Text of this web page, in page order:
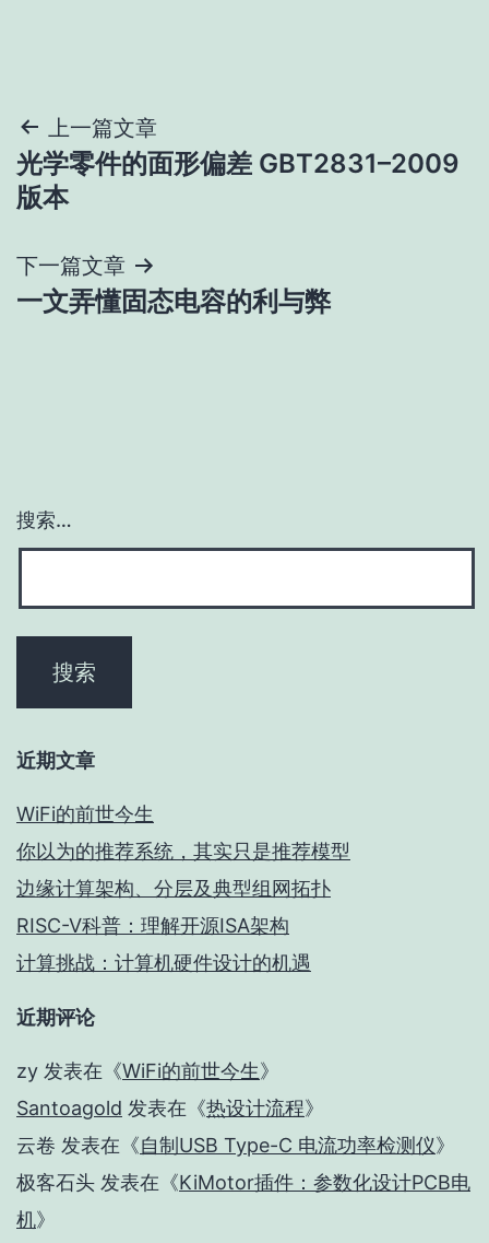
文
章
航
上一篇文章
光学零件的面形偏差 GBT2831–2009
版本
下一篇文章
一文弄懂固态电容的利与弊
搜索…
近期文章
WiFi的前世今生
你以为的推荐系统，其实只是推荐模型
边缘计算架构、分层及典型组网拓扑
RISC-V科普：理解开源ISA架构
计算挑战：计算机硬件设计的机遇
近期评论
zy 发表在《WiFi的前世今生》
Santoagold 发表在《热设计流程》
云卷 发表在《自制USB Type-C 电流功率检测仪》
极客石头 发表在《KiMotor插件：参数化设计PCB电
机》